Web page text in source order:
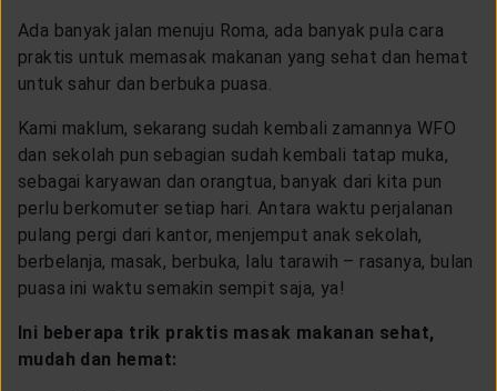
Ada banyak jalan menuju Roma, ada banyak pula cara
praktis untuk memasak makanan yang sehat dan hemat
untuk sahur dan berbuka puasa.
Kami maklum, sekarang sudah kembali zamannya WFO
dan sekolah pun sebagian sudah kembali tatap muka,
sebagai karyawan dan orangtua, banyak dari kita pun
perlu berkomuter setiap hari. Antara waktu perjalanan
pulang pergi dari kantor, menjemput anak sekolah,
berbelanja, masak, berbuka, lalu tarawih – rasanya, bulan
puasa ini waktu semakin sempit saja, ya!
Ini beberapa trik praktis masak makanan sehat,
mudah dan hemat: